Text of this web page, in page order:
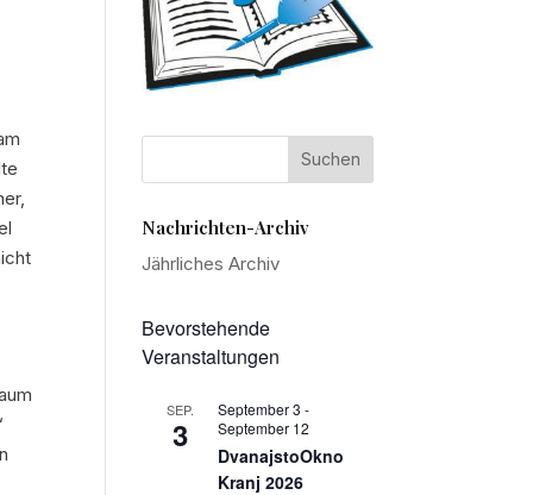
Nachrichten-Archiv
Jährliches Archiv
Bevorstehende
Veranstaltungen
SEP.
3
September 3 -
September 12
DvanajstoOkno
Kranj 2026